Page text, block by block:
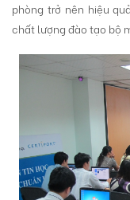
phòng trở nên hiệu
chất lượng đào tạo bộ